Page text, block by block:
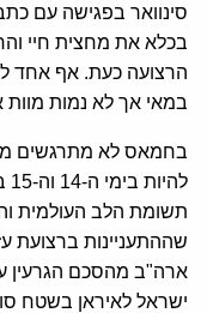
בכלא את מחצית חיי
במאי אך לא נמות מוות
בחמאס לא מתרגשים
תשומת הלב העולמית
שההתעניינות ברצועת
ארה"ב מהסכם הגרעין
ישראל לאיראן בשטח